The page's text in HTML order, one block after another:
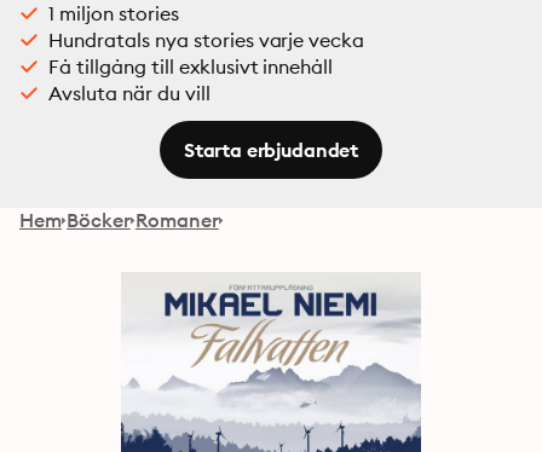
1 miljon stories
Hundratals nya stories varje vecka
Få tillgång till exklusivt innehåll
Avsluta när du vill
Starta erbjudandet
Hem Böcker Romaner